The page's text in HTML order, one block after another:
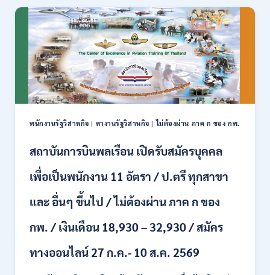
สมัคร
ได้
/
เงิน
เดือน
สูงสุด
23,600
/
ONLINE
13
ส.ค.
รับ
สมัคร
งาน
ป.ตรี
หลาย
สาขา
/
ไม่
ต้อง
ภาค
/
เดือน
/
13
–
25
สิงหาคม
พนักงานรัฐวิสาหกิจ | หางานรัฐวิสาหกิจ |ไม่ต้องผ่าน ภาค ก ของ กพ.
สถาบันการบินพลเรือน เปิดรับสมัครบุคคล
เพื่อเป็นพนักงาน 11 อัตรา / ป.ตรี ทุกสาขา
และ อื่นๆ ขึ้นไป / ไม่ต้องผ่าน ภาค ก ของ
กพ. / เงินเดือน 18,930 – 32,930 / สมัคร
ทางออนไลน์ 27 ก.ค.- 10 ส.ค. 2569